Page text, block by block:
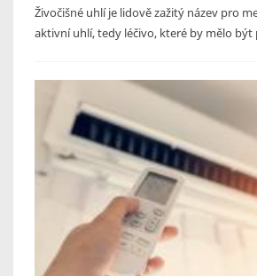
Živočišné uhlí je lidově zažitý název pro
aktivní uhlí, tedy léčivo, které by mělo být